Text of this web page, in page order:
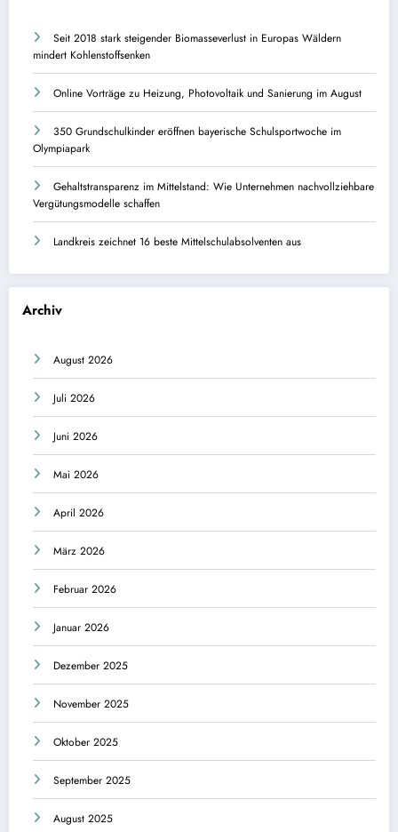
Seit 2018 stark steigender Biomasseverlust in Europas Wäldern
mindert Kohlenstoffsenken
Online Vorträge zu Heizung, Photovoltaik und Sanierung im August
350 Grundschulkinder eröffnen bayerische Schulsportwoche im
Olympiapark
Gehaltstransparenz im Mittelstand: Wie Unternehmen nachvollziehbare
Vergütungsmodelle schaffen
Landkreis zeichnet 16 beste Mittelschulabsolventen aus
Archiv
August 2026
Juli 2026
Juni 2026
Mai 2026
April 2026
März 2026
Februar 2026
Januar 2026
Dezember 2025
November 2025
Oktober 2025
September 2025
August 2025